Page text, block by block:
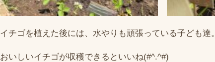
イチゴを植えた後には、水やりも頑張っている子ども達。
おいしいイチゴが収穫できるといいね(#^.^#)